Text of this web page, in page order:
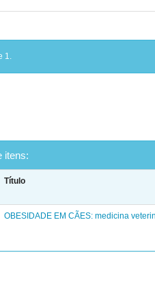
1.
itens:
Título
OBESIDADE EM CÃES: medicina